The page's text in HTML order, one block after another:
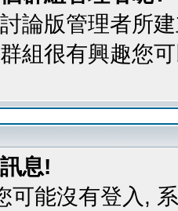
論版管理者所
組很有興趣您
息!
可能沒有登入,